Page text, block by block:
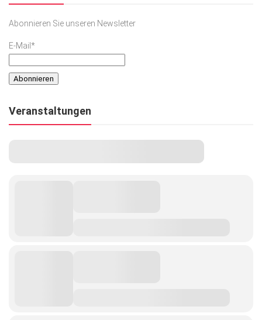
Abonnieren Sie unseren Newsletter
E-Mail*
Veranstaltungen